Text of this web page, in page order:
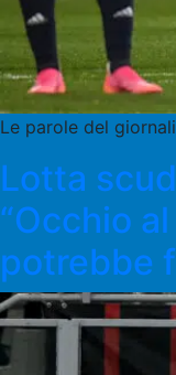
Le parole del
Lotta
“Occhio
potrebbe